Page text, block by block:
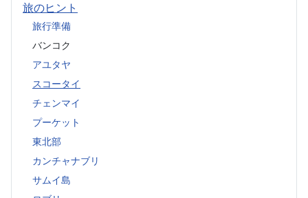
旅のヒント
旅行準備
バンコク
アユタヤ
スコータイ
チェンマイ
プーケット
東北部
カンチャナブリ
サムイ島